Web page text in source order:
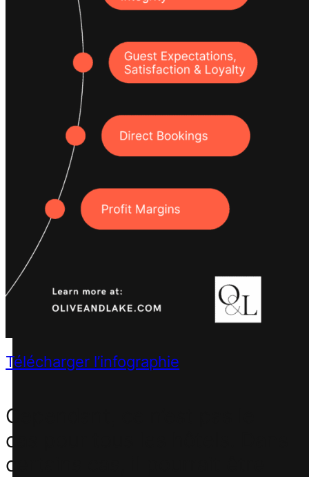
Télécharger l’infographie
Cependant, ce n’est pas le
cas pour tous les hôtels. Dans
certains cas, il pourrait être